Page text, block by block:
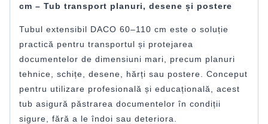
cm – Tub transport planuri, desene și postere
Tubul extensibil DACO 60–110 cm este o soluție
practică pentru transportul și protejarea
documentelor de dimensiuni mari, precum planuri
tehnice, schițe, desene, hărți sau postere. Conceput
pentru utilizare profesională și educațională, acest
tub asigură păstrarea documentelor în condiții
sigure, fără a le îndoi sau deteriora.